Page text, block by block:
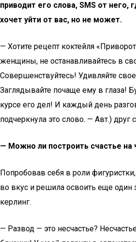
приводит его слова, SMS от него,
хочет уйти от вас, но не может.
— Хотите рецепт коктейля
женщины, не останавливайтесь в
Совершенствуйтесь! Удивляйте
Заглядывайте почаще ему в глаза!
курсе его дел! И каждый день
подчеркнула это слово. — Авт.)
— Можно ли построить счастье на
Попробовав себя в роли
во вкус и решила освоить еще один
керлинг.
— Развод — это несчастье?